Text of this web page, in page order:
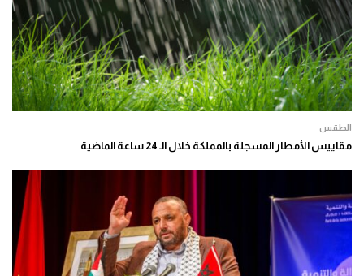
الطقس
مقاييس الأمطار المسجلة بالمملكة خلال الـ 24 ساعة الماضية